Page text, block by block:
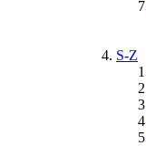
S-Z